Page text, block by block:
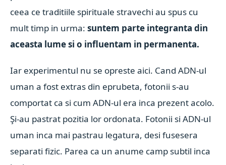
ceea ce traditiile spirituale stravechi au spus cu
mult timp in urma:suntem parte integranta din
aceasta lume si o influentam in permanenta.
Iar experimentul nu se opreste aici. Cand ADN-ul
uman a fost extras din eprubeta, fotonii s-au
comportat ca si cum ADN-ul era inca prezent acolo.
Şi-au pastrat pozitia lor ordonata. Fotonii si ADN-ul
uman inca mai pastrau legatura, desi fusesera
separati fizic. Parea ca un anume camp subtil inca